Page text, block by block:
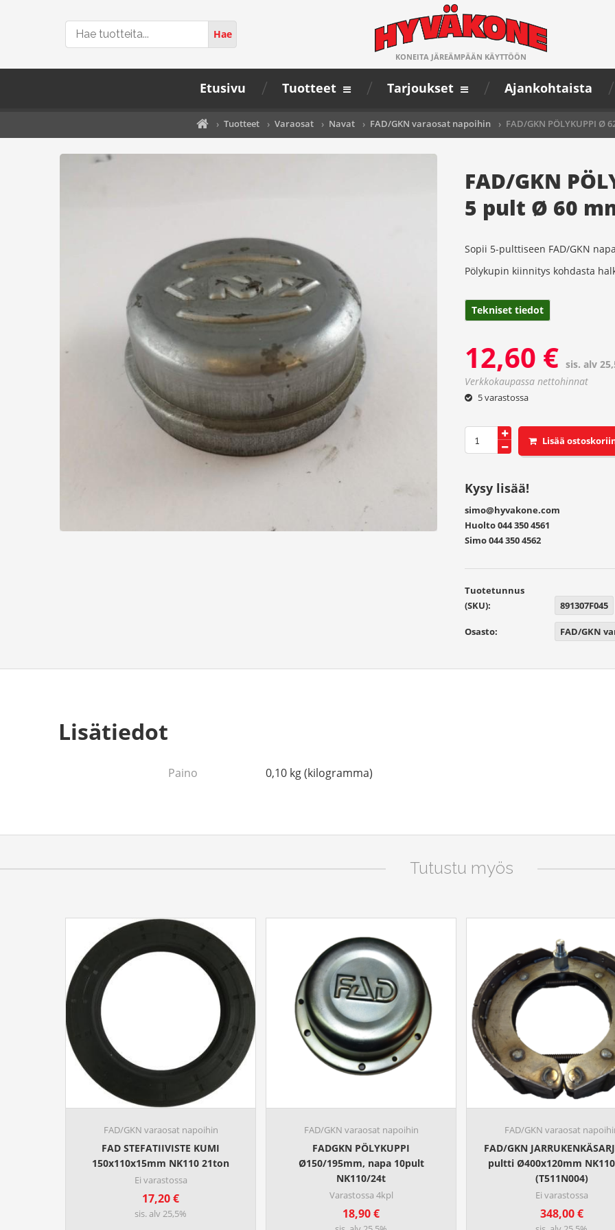
Hae
Hae
KONEITA JÄREÄMPÄÄN KÄYTTÖÖN
Etusivu Tuotteet Tarjoukset Ajankohtaista
› Tuotteet › Varaosat › Navat › FAD/GKN varaosat napoihin › FAD/GKN PÖLYKUPPI Ø
FAD/GKN
5 pult Ø 60
Sopii 5-pulttiseen FAD/GKN
Pölykupin kiinnitys kohdasta
Tekniset tiedot
12,60 € sis. alv
5 varastossa
FAD/GKN
PÖLYKUPPI
mm,
napa
5
pult
60
Kysy lisää!
simo@hyvakone.com
Huolto 044 350 4561
Simo 044 350 4562
Tuotetunnus
(SKU):
891307F045
Osasto: FAD/GKN
Lisätiedot
Paino 0,10 kg (kilogramma)
Tutustu myös
FAD/GKN varaosat napoihin
FAD STEFATIIVISTE KUMI
150x110x15mm NK110 21ton
Ei varastossa
17,20€
sis. alv 25,5%
FAD/GKN varaosat napoihin
FADGKN PÖLYKUPPI
Ø150/195mm, napa 10pult
NK110/24t
Varastossa 4kpl
18,90€
FAD/GKN varaosat
FAD/GKN
pultti Ø400x120mm
(T511N004)
Ei varastossa
348,00€